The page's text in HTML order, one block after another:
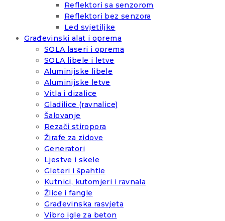
Reflektori sa senzorom
Reflektori bez senzora
Led svjetiljke
Građevinski alat i oprema
SOLA laseri i oprema
SOLA libele i letve
Aluminijske libele
Aluminijske letve
Vitla i dizalice
Gladilice (ravnalice)
Šalovanje
Rezači stiropora
Žirafe za zidove
Generatori
Ljestve i skele
Gleteri i špahtle
Kutnici, kutomjeri i ravnala
Žlice i fangle
Građevinska rasvjeta
Vibro igle za beton